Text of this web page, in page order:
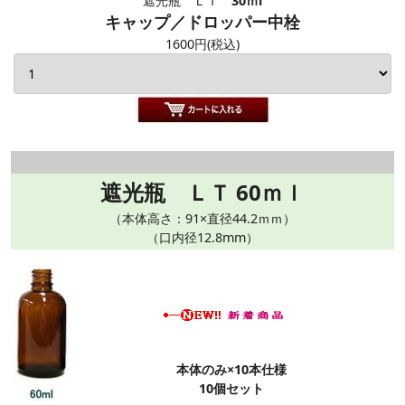
キャップ／ドロッパー中栓
1600円(税込)
遮光瓶 ＬＴ 60ｍｌ
（本体高さ：91×直径44.2ｍｍ）
（口内径12.8mm）
本体のみ×10本仕様
10個セット